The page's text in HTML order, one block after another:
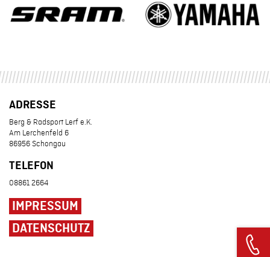
ADRESSE
Berg & Radsport Lerf e.K.
Am Lerchenfeld 6
86956 Schongau
TELEFON
08861 2664
IMPRESSUM
DATENSCHUTZ